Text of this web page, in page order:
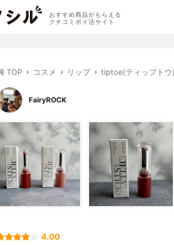
おすすめ商品がもらえる
クチコミポイ活サイト
TOP コスメ リップ tiptoe(ティップトウ
FairyROCK
4.00